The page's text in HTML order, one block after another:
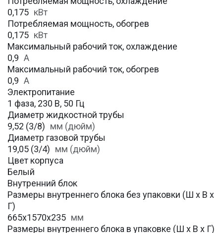
0,175 кВт
Потребляемая мощность, обогрев
0,175 кВт
Максимальный рабочий ток, охлаждение
0,9 A
Максимальный рабочий ток, обогрев
0,9 А
Электропитание
1 фаза, 230 В, 50 Гц
Диаметр жидкостной трубы
9,52 (3/8) мм (дюйм)
Диаметр газовой трубы
19,05 (3/4) мм (дюйм)
Цвет корпуса
Белый
Внутренний блок
Размеры внутреннего блока без упаковки (Ш х В х
Г)
665х1570х235 мм
Размеры внутреннего блока в упаковке (Ш х В х Г)